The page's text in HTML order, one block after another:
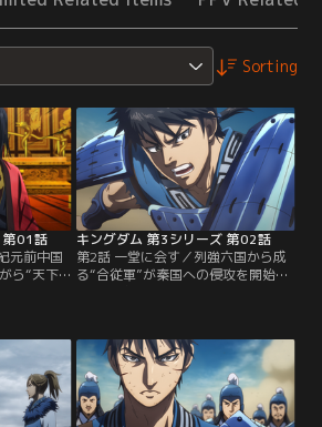
Sorting
第01話
元前中国
ら“天下
明け暮れ
に各地の
き大将
録嗚未、
ら…。
キングダム 第3シリーズ 第02話
第2話 一堂に会す／列強六国から成
る“合従軍”が秦国への侵攻を開始。
方いまだ状況を把握しきれないま
ま、“雷原”の地で侵攻中の魏軍に追
いついた飛信隊がそこで目にしたの
は、魏軍総大将・呉鳳明自ら指揮を
執る大軍を相手に、少ない兵数で善